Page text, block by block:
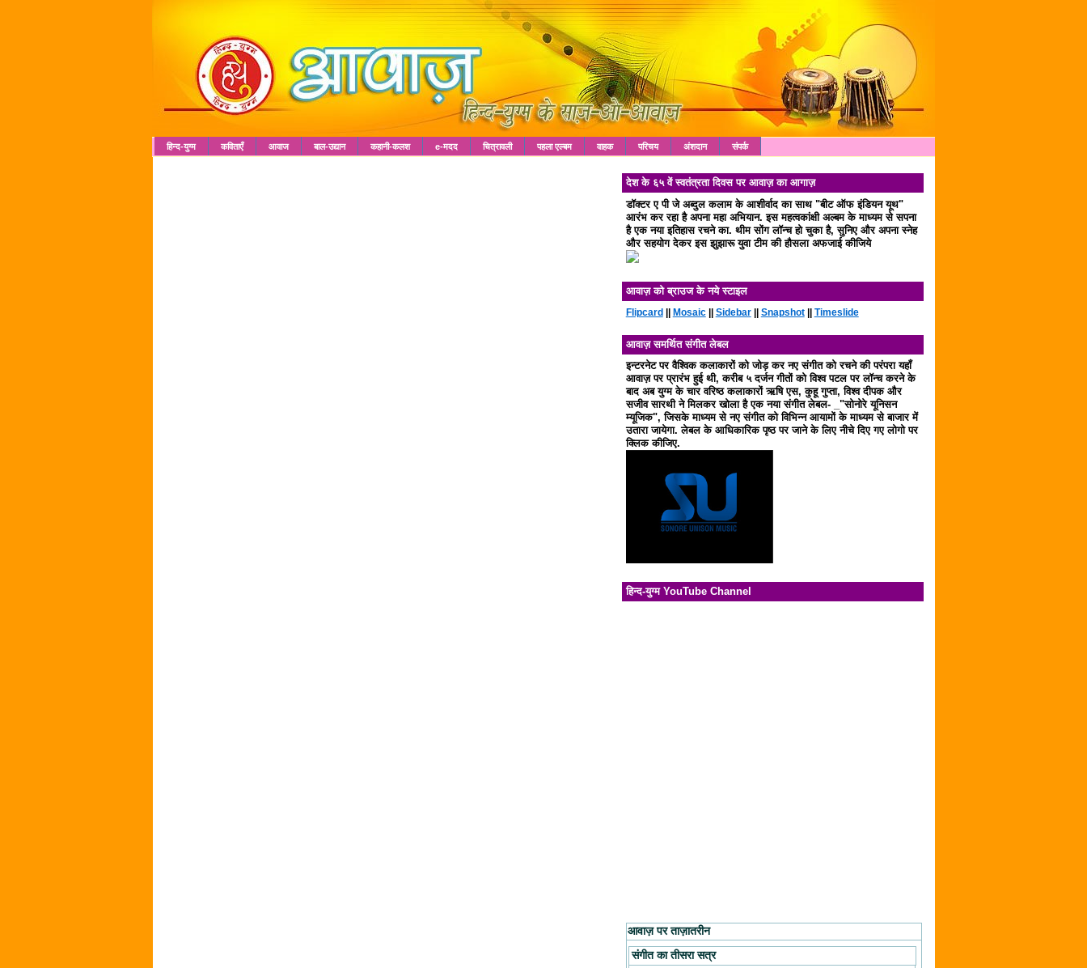
हिन्द-युग्म कविताएँ आवाज बाल-उद्यान कहानी-कलश e-मदद चित्रावली पहला एल्बम वाहक परिचय अंशदान संपर्क
देश के ६५ वें स्वतंत्रता दिवस पर आवाज़ का आगाज़
डॉक्टर ए पी जे अब्दुल कलाम के आशीर्वाद का साथ "बीट ऑफ इंडियन यूथ"
आरंभ कर रहा है अपना महा अभियान. इस महत्वकांक्षी अल्बम के माध्यम से सपना
है एक नया इतिहास रचने का. थीम सोंग लॉन्च हो चुका है, सुनिए और अपना स्नेह
और सहयोग देकर इस झुझारू युवा टीम की हौसला अफजाई कीजिये
आवाज़ को ब्राउज के नये स्टाइल
Flipcard Mosaic|| Sidebar|| Snapshot|| Timeslide
आवाज़ समर्थित संगीत लेबल
इन्टरनेट पर वैश्विक कलाकारों को जोड़ कर नए संगीत को रचने की परंपरा यहाँ
आवाज़ पर प्रारंभ हुई थी, करीब ५ दर्जन गीतों को विश्व पटल पर लॉन्च करने के
बाद अब युग्म के चार वरिष्ठ कलाकारों ऋषि एस, कुहू गुप्ता, विश्व दीपक और
सजीव सारथी ने मिलकर खोला है एक नया संगीत लेबल- _"सोनोरे यूनिसन
म्यूजिक", जिसके माध्यम से नए संगीत को विभिन्न आयामों के माध्यम से बाजार में
उतारा जायेगा. लेबल के आधिकारिक पृष्ठ पर जाने के लिए नीचे दिए गए लोगो पर
क्लिक कीजिए.
हिन्द-युग्म YouTube Channel
आवाज़ पर ताज़ातरीन
संगीत का तीसरा सत्र